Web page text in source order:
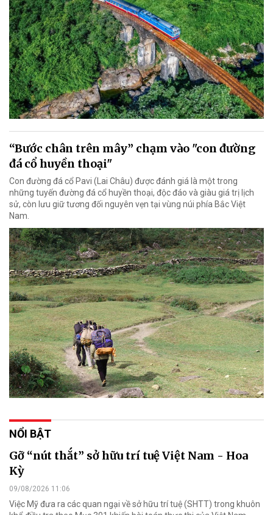
“Bước chân trên mây” chạm vào "con đường
đá cổ huyền thoại"
Con đường đá cổ Pavi (Lai Châu) được đánh giá là một trong
những tuyến đường đá cổ huyền thoại, độc đáo và giàu giá trị lịch
sử, còn lưu giữ tương đối nguyên vẹn tại vùng núi phía Bắc Việt
Nam.
NỔI BẬT
Gỡ “nút thắt” sở hữu trí tuệ Việt Nam - Hoa
Kỳ
09/08/2026 11:06
Việc Mỹ đưa ra các quan ngại về sở hữu trí tuệ (SHTT) trong khuôn